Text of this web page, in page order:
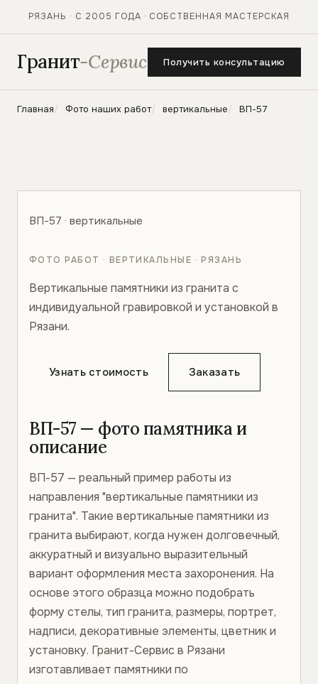
РЯЗАНЬ · С 2005 ГОДА · СОБСТВЕННАЯ МАСТЕРСКАЯ
Гранит-Сервис Получить консультацию
Главная Фото наших работ вертикальные ВП-57
ВП-57 · вертикальные
ФОТО РАБОТ · ВЕРТИКАЛЬНЫЕ · РЯЗАНЬ
Вертикальные памятники из гранита с
индивидуальной гравировкой и установкой в
Рязани.
Узнать стоимость Заказать
ВП-57 — фото памятника и
описание
ВП-57 — реальный пример работы из
направления "вертикальные памятники из
гранита". Такие вертикальные памятники из
гранита выбирают, когда нужен долговечный,
аккуратный и визуально выразительный
вариант оформления места захоронения. На
основе этого образца можно подобрать
форму стелы, тип гранита, размеры, портрет,
надписи, декоративные элементы, цветник и
установку. Гранит-Сервис в Рязани
изготавливает памятники по